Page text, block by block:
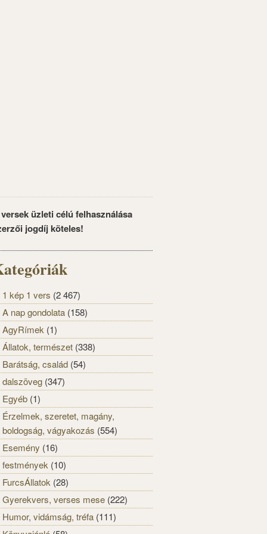
üzleti célú felhasználása
jogdíj köteles!
1 kép 1 vers (2 467)
A nap gondolata (158)
AgyRímek (1)
Állatok, természet (338)
Barátság, család (54)
dalszöveg (347)
Egyéb (1)
Érzelmek, szeretet, magány,
boldogság, vágyakozás (554)
Esemény (16)
festmények (10)
FurcsÁllatok (28)
Gyerekvers, verses mese (222)
Humor, vidámság, tréfa (111)